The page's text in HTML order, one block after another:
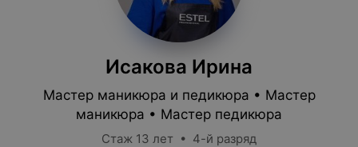
Исакова Ирина
Мастер маникюра и педикюра • Мастер
маникюра • Мастер педикюра
Стаж 13 лет • 4-й разряд